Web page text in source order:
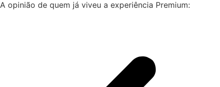
A opinião de quem já viveu a experiência Premium: